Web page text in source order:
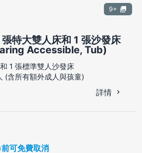
9+
張特大雙人床和 1 張沙發床
Accessible, Tub)
1 張標準雙人沙發床
(含所有額外成人與孩童)
詳情
可免費取消